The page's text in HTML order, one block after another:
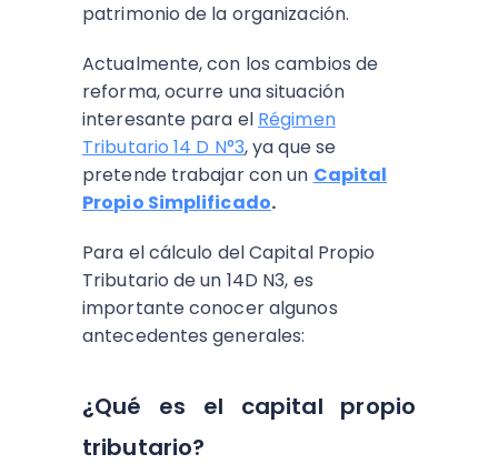
patrimonio de la organización.
Actualmente, con los cambios de
reforma, ocurre una situación
interesante para el Régimen
Tributario 14 D N°3, ya que se
pretende trabajar con un Capital
Propio Simplificado.
Para el cálculo del Capital Propio
Tributario de un 14D N3, es
importante conocer algunos
antecedentes generales:
¿Qué es el capital propio
tributario?